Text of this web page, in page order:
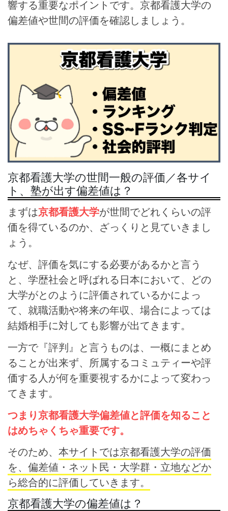
響する重要なポイントです。京都看護大学の
偏差値や世間の評価を確認しましょう。
京都看護大学の世間一般の評価／各サイ
ト、塾が出す偏差値は？
まずは京都看護大学が世間でどれくらいの評
価を得ているのか、ざっくりと見ていきまし
ょう。
なぜ、評価を気にする必要があるかと言う
と、学歴社会と呼ばれる日本において、どの
大学がとのように評価されているかによっ
て、就職活動や将来の年収、場合によっては
結婚相手に対しても影響が出てきます。
一方で『評判』と言うものは、一概にまとめ
ることが出来ず、所属するコミュティーや評
価する人が何を重要視するかによって変わっ
てきます。
つまり京都看護大学偏差値と評価を知ること
はめちゃくちゃ重要です。
そのため、 本サイトでは京都看護大学の評価
を、偏差値・ネット民・大学群・立地などか
ら総合的に評価していきます。
京都看護大学の偏差値は？